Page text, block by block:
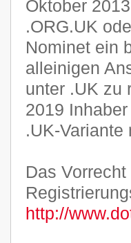
Oktober
.ORG.UK
Nominet ein
alleinigen
unter .UK zu
2019
.UK-Variante
Das
http://